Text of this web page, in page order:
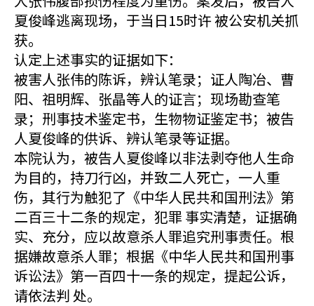
夏俊峰逃离现场，于当日15时许 被公安机关抓
获。
认定上述事实的证据如下：
被害人张伟的陈诉，辨认笔录；证人陶冶、曹
阳、祖明辉、张晶等人的证言；现场勘查笔
录；刑事技术鉴定书，生物物证鉴定书；被告
人夏俊峰的供诉、辨认笔录等证据。
本院认为，被告人夏俊峰以非法剥夺他人生命
为目的，持刀行凶，并致二人死亡，一人重
伤，其行为触犯了《中华人民共和国刑法》第
二百三十二条的规定，犯罪 事实清楚，证据确
实、充分，应以故意杀人罪追究刑事责任。根
据嫌故意杀人罪；根据《中华人民共和国刑事
诉讼法》第一百四十一条的规定，提起公诉，
请依法判 处。